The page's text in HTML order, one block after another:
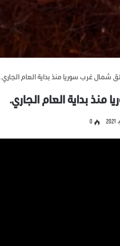
شمال غرب سوريا منذ بداية العام الجاري.
منذ بداية العام الجاري.
0